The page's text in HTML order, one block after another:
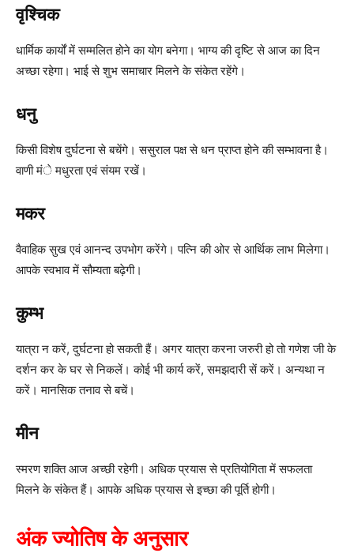
वृश्चिक
धार्मिक कार्यों में सम्मलित होने का योग बनेगा। भाग्य की दृष्टि से आज का दिन
अच्छा रहेगा। भाई से शुभ समाचार मिलने के संकेत रहेंगे।
धनु
किसी विशेष दुर्घटना से बचेंगे। ससुराल पक्ष से धन प्राप्त होने की सम्भावना है।
वाणी मंे मधुरता एवं संयम रखें।
मकर
वैवाहिक सुख एवं आनन्द उपभोग करेंगे। पत्नि की ओर से आर्थिक लाभ मिलेगा।
आपके स्वभाव में सौम्यता बढ़ेगी।
कुम्भ
यात्रा न करें, दुर्घटना हो सकती हैं। अगर यात्रा करना जरुरी हो तो गणेश जी के
दर्शन कर के घर से निकलें। कोई भी कार्य करें, समझदारी सें करें। अन्यथा न
करें। मानसिक तनाव से बचें।
मीन
स्मरण शक्ति आज अच्छी रहेगी। अधिक प्रयास से प्रतियोगिता में सफलता
मिलने के संकेत हैं। आपके अधिक प्रयास से इच्छा की पूर्ति होगी।
अंक ज्योतिष के अनुसार